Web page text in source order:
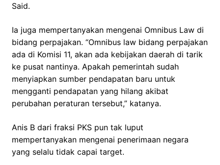
Said.
Ia juga mempertanyakan mengenai Omnibus Law di
bidang perpajakan. “Omnibus law bidang perpajakan
ada di Komisi 11, akan ada kebijakan daerah di tarik
ke pusat nantinya. Apakah pemerintah sudah
menyiapkan sumber pendapatan baru untuk
mengganti pendapatan yang hilang akibat
perubahan peraturan tersebut,” katanya.
Anis B dari fraksi PKS pun tak luput
mempertanyakan mengenai penerimaan negara
yang selalu tidak capai target.